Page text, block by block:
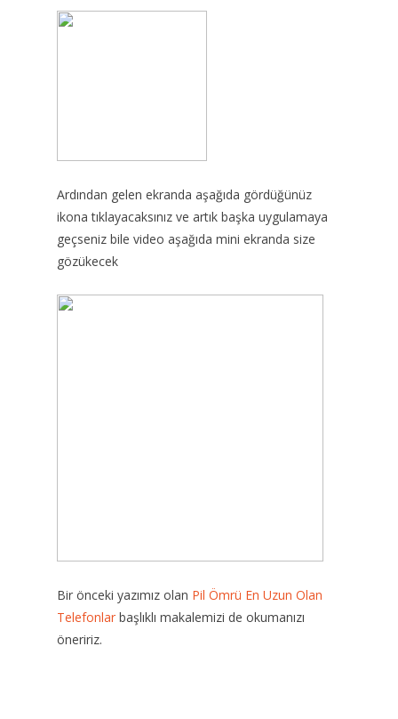
Ardından gelen ekranda aşağıda gördüğünüz
ikona tıklayacaksınız ve artık başka uygulamaya
geçseniz bile video aşağıda mini ekranda size
gözükecek
Bir önceki yazımız olan Pil Ömrü En Uzun Olan
Telefonlar başlıklı makalemizi de okumanızı
öneririz.